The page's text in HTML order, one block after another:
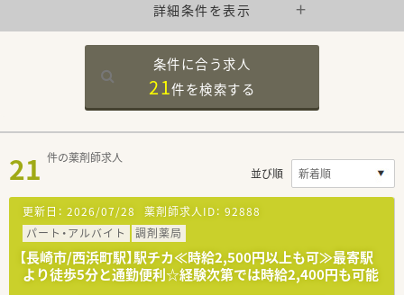
詳細条件を表示
条件に合う求人
21件を検索する
21 件の薬剤師求人
並び順
更新日： 2026/07/28 薬剤師求人ID： 92888
パート・アルバイト
調剤薬局
【長崎市/西浜町駅】駅チカ≪時給2,500円以上も可≫最寄駅
より徒歩5分と通勤便利☆経験次第では時給2,400円も可能